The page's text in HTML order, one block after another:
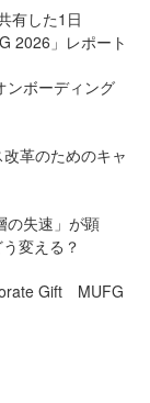
有した1日
2026」レポート
ンボーディング
革のためのキャ
の失速」が顕
変える？
Gift MUFG